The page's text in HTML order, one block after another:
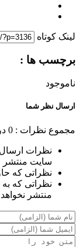
لینک کوتاه
برچسب ها :
ناموجود
ارسال نظر شما
مجموع نظرات : 0
نظرات
سایت منتشر
نظراتی که
نظراتی که به
منتشر